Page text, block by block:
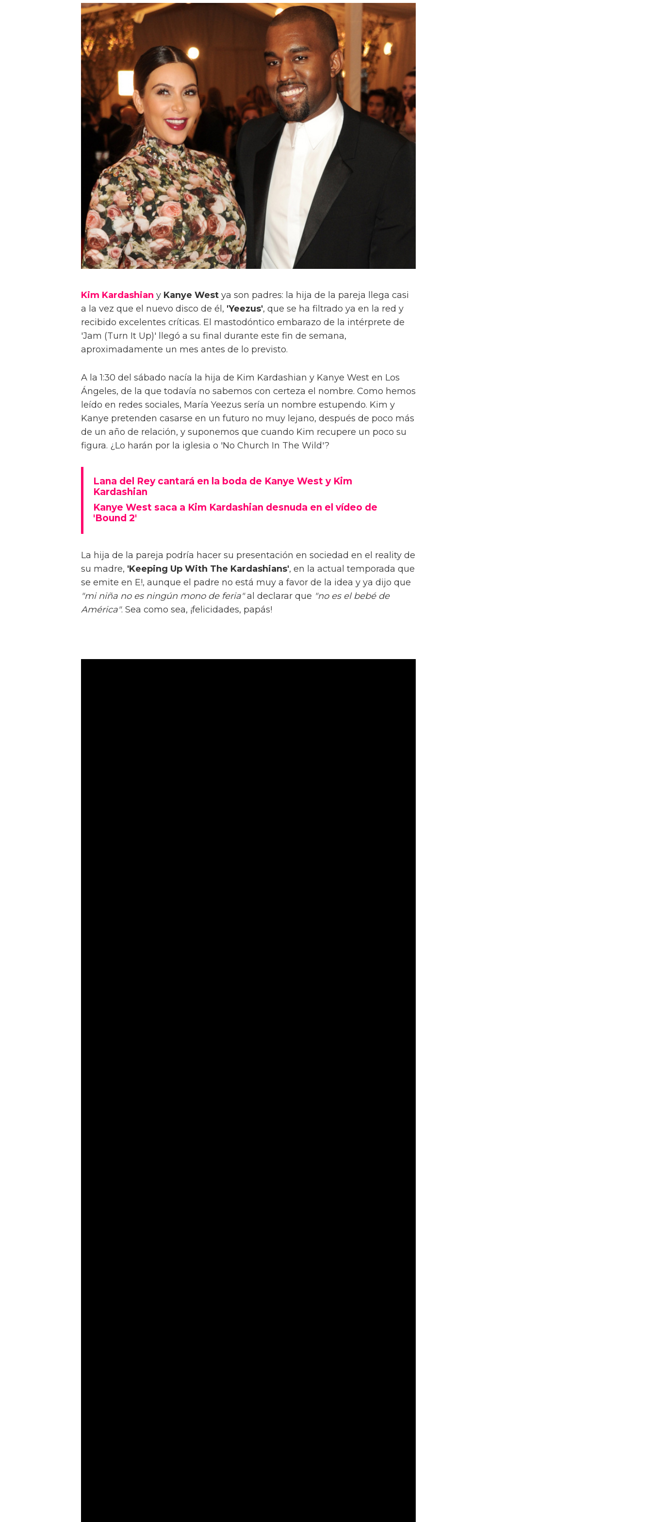
Kim Kardashian y Kanye West ya son padres: la hija de la pareja llega casi
a la vez que el nuevo disco de él, 'Yeezus', que se ha filtrado ya en la red y
recibido excelentes críticas. El mastodóntico embarazo de la intérprete de
'Jam (Turn It Up)' llegó a su final durante este fin de semana,
aproximadamente un mes antes de lo previsto.
A la 1:30 del sábado nacía la hija de Kim Kardashian y Kanye West en Los
Ángeles, de la que todavía no sabemos con certeza el nombre. Como hemos
leído en redes sociales, María Yeezus sería un nombre estupendo. Kim y
Kanye pretenden casarse en un futuro no muy lejano, después de poco más
de un año de relación, y suponemos que cuando Kim recupere un poco su
figura. ¿Lo harán por la iglesia o 'No Church In The Wild'?
Lana del Rey cantará en la boda de Kanye West y Kim
Kardashian
Kanye West saca a Kim Kardashian desnuda en el vídeo de
'Bound 2'
La hija de la pareja podría hacer su presentación en sociedad en el reality de
su madre, 'Keeping Up With The Kardashians', en la actual temporada que
se emite en E!, aunque el padre no está muy a favor de la idea y ya dijo que
"mi niña no es ningún mono de feria"al declarar que "no es el bebé de
América". Sea como sea, ¡felicidades, papás!